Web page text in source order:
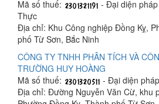
Mã số thuế:
- Đại diện
Thực
Địa chỉ: Khu Công nghiệp Đồng Kỵ,
phố Từ Sơn, Bắc Ninh
CÔNG TY TNHH PHÂN TÍCH VÀ
TRƯỜNG HUY HOÀNG
Mã số thuế:
- Đại diện
Địa chỉ: Đường Nguyễn Văn Cừ, khu